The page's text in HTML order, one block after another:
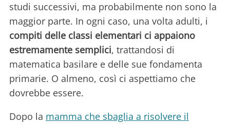
studi successivi, ma probabilmente non sono la
maggior parte. In ogni caso, una volta adulti, i
compiti delle classi elementari ci appaiono
estremamente semplici, trattandosi di
matematica basilare e delle sue fondamenta
primarie. O almeno, così ci aspettiamo che
dovrebbe essere.
Dopo la mamma che sbaglia a risolvere il